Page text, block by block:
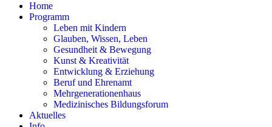
Home
Programm
Leben mit Kindern
Glauben, Wissen, Leben
Gesundheit & Bewegung
Kunst & Kreativität
Entwicklung & Erziehung
Beruf und Ehrenamt
Mehrgenerationenhaus
Medizinisches Bildungsforum
Aktuelles